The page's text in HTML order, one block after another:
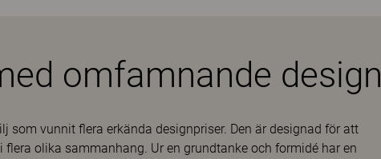
omfamnande design
som vunnit flera erkända designpriser. Den är designad för att
olika sammanhang. Ur en grundtanke och formidé har en